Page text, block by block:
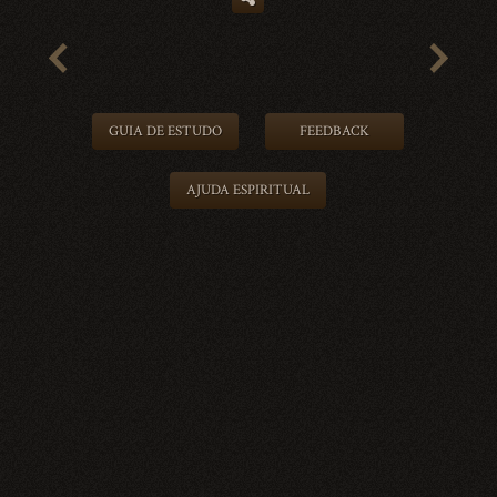
GUIA DE ESTUDO FEEDBACK
AJUDA ESPIRITUAL